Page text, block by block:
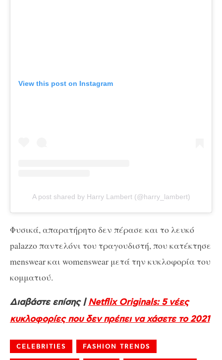
View this post on Instagram
A post shared by Harry Lambert (@harry_lambert)
Φυσικά, απαρατήρητο δεν πέρασε και το λευκό
palazzo παντελόνι του τραγουδιστή, που κατέκτησε
menswear και womenswear μετά την κυκλοφορία του
κομματιού.
Διαβάστε επίσης |Netflix Originals: 5 νέες
κυκλοφορίες που δεν πρέπει να χάσετε το 2021
CELEBRITIES FASHION TRENDS